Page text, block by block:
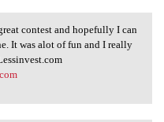
great
contest and hopefully I can
It was alot of fun and I really